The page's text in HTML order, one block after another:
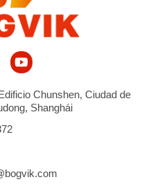
Chunshen, Ciudad de
Shanghái